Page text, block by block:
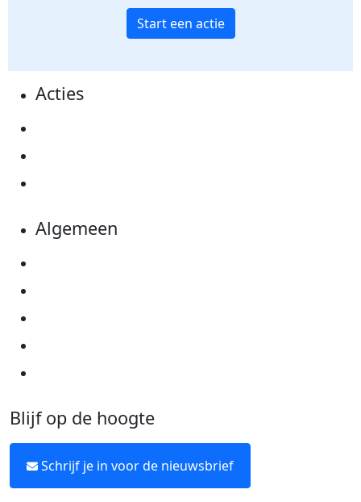
Start een actie
Acties
Algemeen
Blijf op de hoogte
Schrijf je in voor de nieuwsbrief